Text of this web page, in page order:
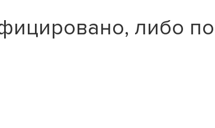
либо по